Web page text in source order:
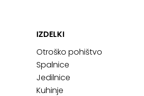
IZDELKI
Otroško pohištvo
Spalnice
Jedilnice
Kuhinje